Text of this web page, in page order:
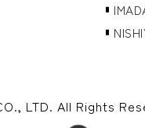
LTD. All Rights